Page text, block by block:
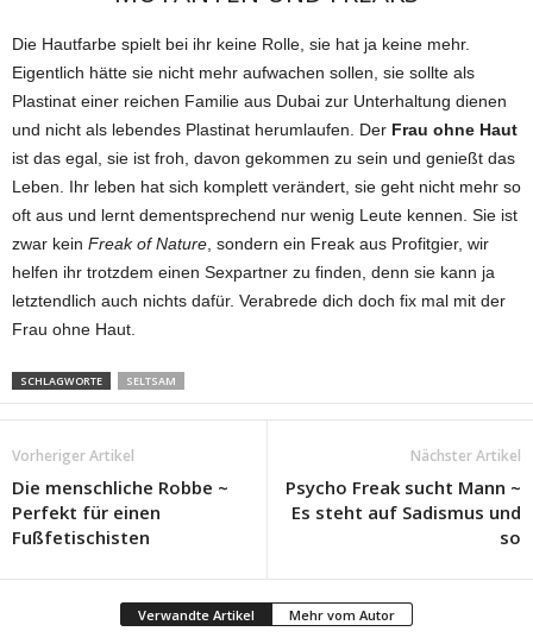
Die Hautfarbe spielt bei ihr keine Rolle, sie hat ja keine mehr.
Eigentlich hätte sie nicht mehr aufwachen sollen, sie sollte als
Plastinat einer reichen Familie aus Dubai zur Unterhaltung dienen
und nicht als lebendes Plastinat herumlaufen. Der Frau ohne Haut
ist das egal, sie ist froh, davon gekommen zu sein und genießt das
Leben. Ihr leben hat sich komplett verändert, sie geht nicht mehr so
oft aus und lernt dementsprechend nur wenig Leute kennen. Sie ist
zwar kein Freak of Nature, sondern ein Freak aus Profitgier, wir
helfen ihr trotzdem einen Sexpartner zu finden, denn sie kann ja
letztendlich auch nichts dafür. Verabrede dich doch fix mal mit der
Frau ohne Haut.
SCHLAGWORTE SELTSAM
Vorheriger Artikel
Die menschliche Robbe ~
Perfekt für einen
Fußfetischisten
Nächster Artikel
Psycho Freak sucht Mann ~
Es steht auf Sadismus und
so
Verwandte Artikel Mehr vom Autor